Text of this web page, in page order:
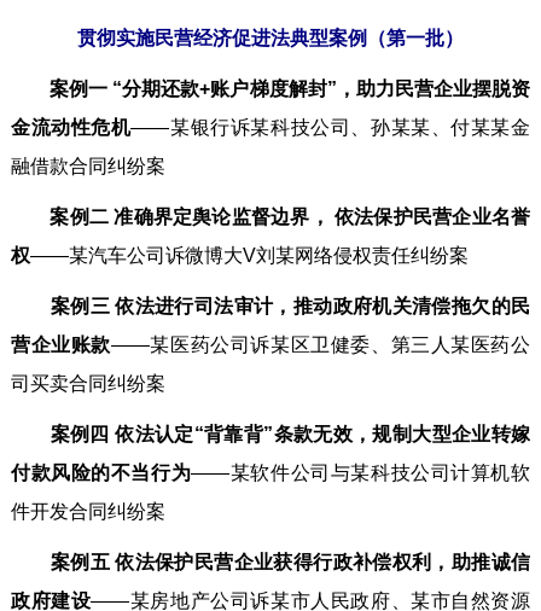
贯彻实施民营经济促进法典型案例（第一批）
案例一 “分期还款+账户梯度解封”，助力民营企业摆脱资
金流动性危机——某银行诉某科技公司、孙某某、付某某金
融借款合同纠纷案
案例二 准确界定舆论监督边界， 依法保护民营企业名誉
权——某汽车公司诉微博大V刘某网络侵权责任纠纷案
案例三 依法进行司法审计，推动政府机关清偿拖欠的民
营企业账款——某医药公司诉某区卫健委、第三人某医药公
司买卖合同纠纷案
案例四 依法认定“背靠背”条款无效，规制大型企业转嫁
付款风险的不当行为——某软件公司与某科技公司计算机软
件开发合同纠纷案
案例五 依法保护民营企业获得行政补偿权利，助推诚信
政府建设——某房地产公司诉某市人民政府、某市自然资源